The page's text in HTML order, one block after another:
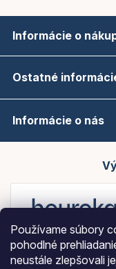
Používame súbory
pohodlné
neustále zlepšovali
Informácie o
Ostatné
Informácie o nás